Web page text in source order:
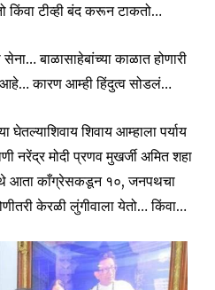
किंवा टीव्ही बंद करून टाकतो…
बाळासाहेबांच्या काळात होणारी
आहे… कारण आम्ही हिंदुत्व सोडलं…
शिवाय आम्हाला पर्याय
नरेंद्र मोदी प्रणव मुखर्जी अमित शहा
आता काँग्रेसकडून १०, जनपथचा
केरळी लुंगीवाला येतो… किंवा…